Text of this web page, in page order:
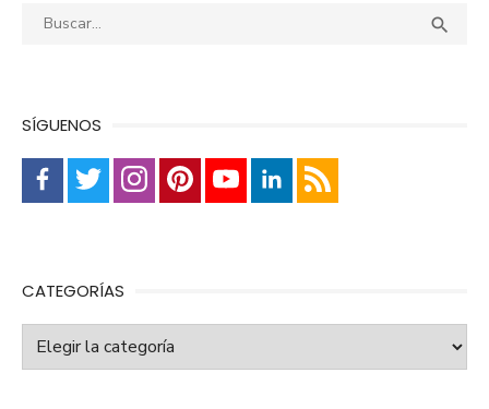
Buscar: 
SÍGUENOS
CATEGORÍAS
Categorías